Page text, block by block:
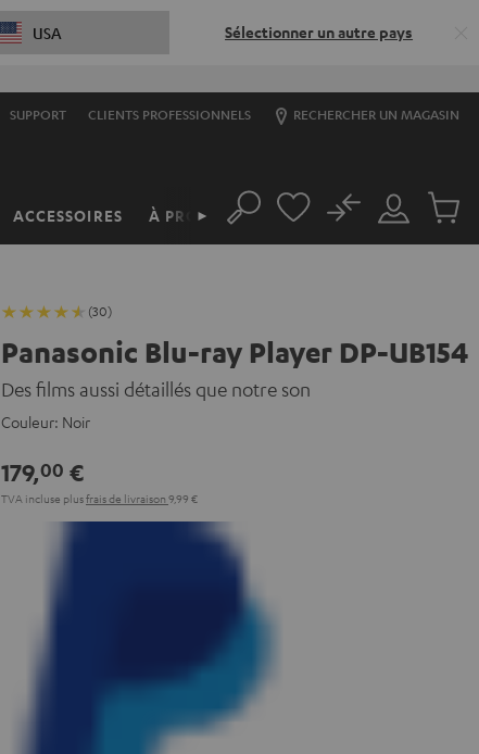
USA Sélectionner un autre pays
SUPPORT CLIENTS PROFESSIONNELS RECHERCHER UN MAGASIN
ACCESSOIRES À PROPOS
► Rechercher
Mon
compte
No
(30)
Panasonic Blu-ray Player DP-UB154
Des films aussi détaillés que notre son
Couleur: Noir
179,00 €
TVA incluse plusfrais de livraison 9,99 €